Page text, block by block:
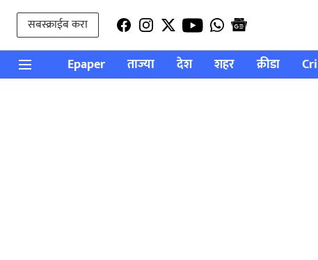
सबस्क्राईब करा
Epaper ताज्या देश शहर क्रीडा